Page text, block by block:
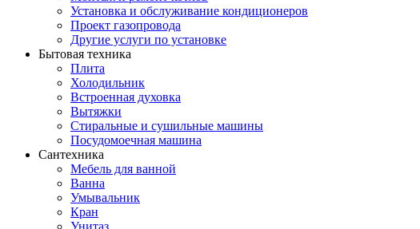
Установка и обслуживание кондиционеров
Проект газопровода
Другие услуги по установке
Бытовая техника
Плита
Холодильник
Встроенная духовка
Вытяжки
Стиральные и сушильные машины
Посудомоечная машина
Сантехника
Мебель для ванной
Ванна
Умывальник
Кран
Унитаз